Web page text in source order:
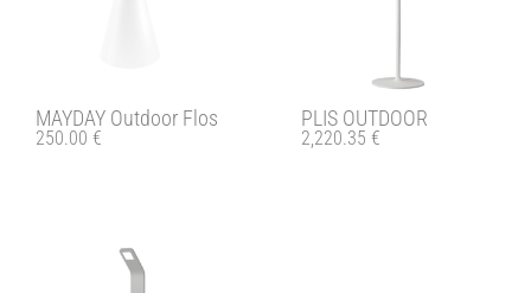
MAYDAY Outdoor Flos
250.00 €
PLIS OUTDOOR
2,220.35 €